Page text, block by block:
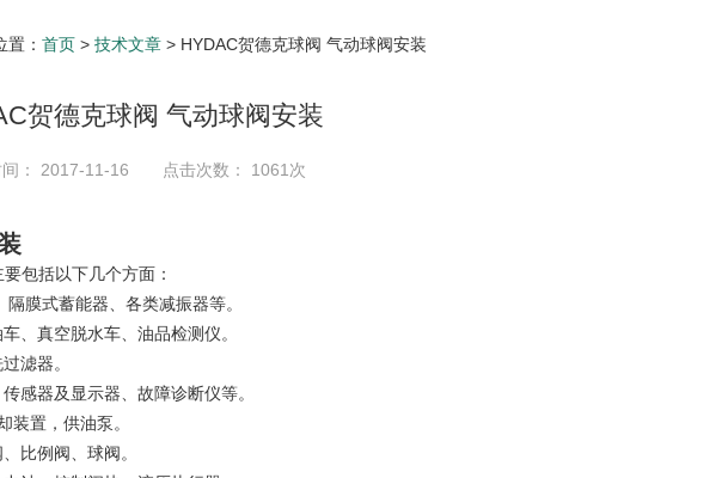
： 首页 > 技术文章 > HYDAC贺德克球阀 气动球阀安装
贺德克球阀 气动球阀安装
间： 2017-11-16 点击次数： 1061次
包括以下几个方面：
膜式蓄能器、各类减振器等。
、真空脱水车、油品检测仪。
滤器。
感器及显示器、故障诊断仪等。
装置，供油泵。
比例阀、球阀。